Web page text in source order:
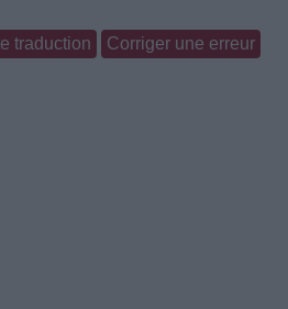
traduction Corriger une erreur